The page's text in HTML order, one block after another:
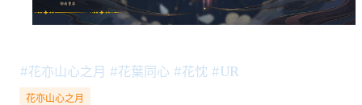
#花亦山心之月 #花葉同心 #花忱 #UR
花亦山心之月